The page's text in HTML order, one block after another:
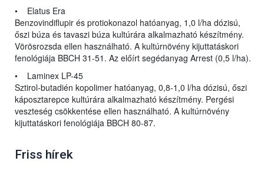
• Elatus Era
Benzovindiflupir és protiokonazol hatóanyag, 1,0 l/ha dózisú,
őszi búza és tavaszi búza kultúrára alkalmazható készítmény.
Vörösrozsda ellen használható. A kultúrnövény kijuttatáskori
fenológiája BBCH 31-51. Az előírt segédanyag Arrest (0,5 l/ha).
• Laminex LP-45
Sztirol-butadién kopolimer hatóanyag, 0,8-1,0 l/ha dózisú, őszi
káposztarepce kultúrára alkalmazható készítmény. Pergési
veszteség csökkentése ellen használható. A kultúrnövény
kijuttatáskori fenológiája BBCH 80-87.
Friss hírek